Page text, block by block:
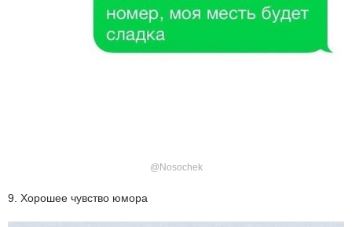
@Nosochek
9. Хорошее чувство юмора